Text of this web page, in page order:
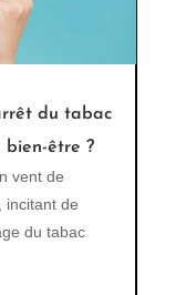
du tabac
bien-être ?
vent de
incitant de
du tabac